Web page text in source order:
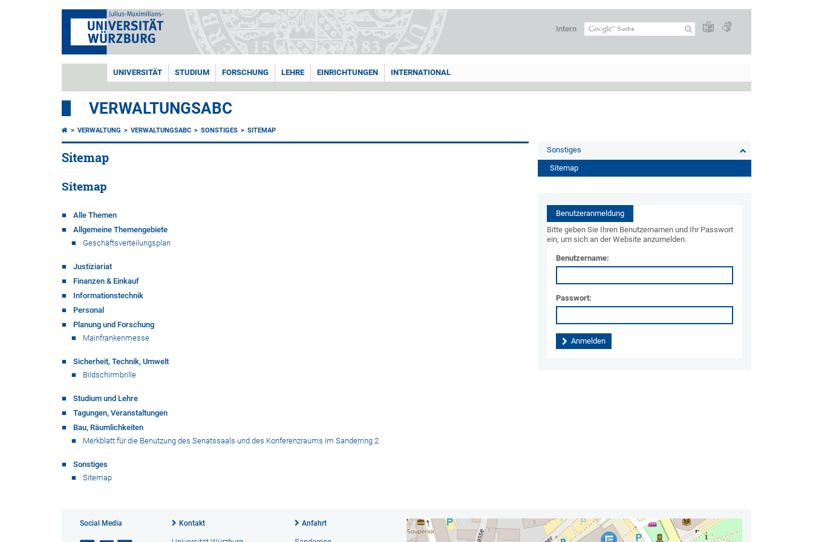
Intern
UNIVERSITÄT STUDIUM FORSCHUNG LEHRE EINRICHTUNGEN INTERNATIONAL
VERWALTUNGSABC
VERWALTUNG VERWALTUNGSABC SONSTIGES SITEMAP
Sitemap
Sitemap
Alle Themen
Allgemeine Themengebiete
Geschäftsverteilungsplan
Justiziariat
Finanzen & Einkauf
Informationstechnik
Personal
Planung und Forschung
Mainfrankenmesse
Sicherheit, Technik, Umwelt
Bildschirmbrille
Studium und Lehre
Tagungen, Veranstaltungen
Bau, Räumlichkeiten
Merkblatt für die Benutzung des Senatssaals und des Konferenzraums im Sanderring 2
Sonstiges
Sitemap
Sonstiges
Sitemap
Benutzeranmeldung
Bitte geben Sie Ihren Benutzernamen und Ihr Passwort
ein, um sich an der Website anzumelden.
Benutzername:
Passwort:
Social Media Kontakt Anfahrt